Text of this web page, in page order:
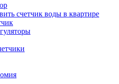
счетчик воды в квартире